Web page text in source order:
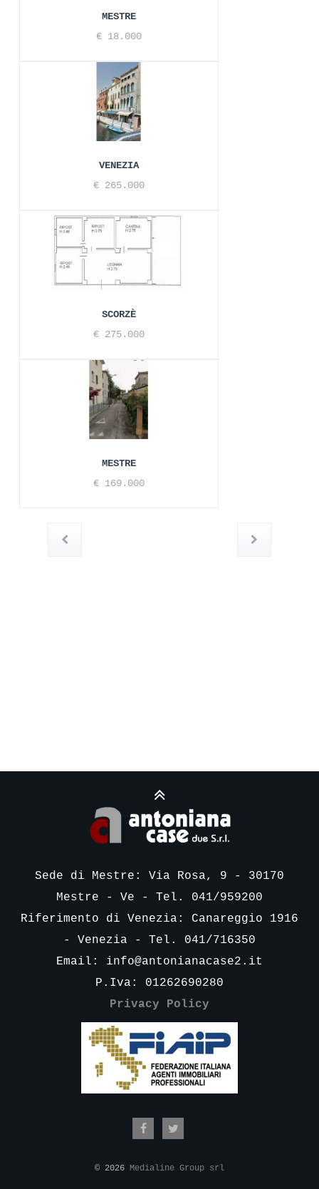
MESTRE
€ 18.000
VENEZIA
€ 265.000
SCORZÈ
€ 275.000
MESTRE
€ 169.000
Sede di Mestre: Via Rosa, 9 - 30170
Mestre - Ve - Tel. 041/959200
Riferimento di Venezia: Canareggio 1916
- Venezia - Tel. 041/716350
Email: info@antonianacase2.it
P.Iva: 01262690280
Privacy Policy
© 2026 Medialine Group srl